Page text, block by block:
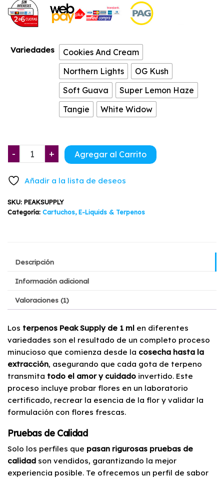
de un
cliente
original
$21.900.
actual
$17.850.
Variedades
Cookies And Cream
Northern Lights
OG Kush
Soft Guava
Super Lemon Haze
Tangie
White Widow
-
Terpenos
Peak
Diferentes
Variedades
cantidad
+ Agregar al Carrito
Añadir a la lista de deseos
SKU: PEAKSUPPLY
Categoría: Cartuchos, E-Liquids & Terpenos
Descripción
Información adicional
Valoraciones (1)
Los terpenos Peak Supply de 1 ml en diferentes
variedades son el resultado de un completo proceso
minucioso que comienza desde la cosecha hasta la
extracción, asegurando que cada gota de terpeno
transmita todo el amor y cuidado invertido. Este
proceso incluye probar flores en un laboratorio
certificado, recrear la esencia de la flor y validar la
formulación con flores frescas.
Pruebas de Calidad
Solo los perfiles que pasan rigurosas pruebas de
calidad son vendidos, garantizando la mejor
experiencia posible. Te ofrecemos un perfil de sabor